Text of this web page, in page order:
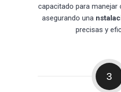
capacitado para manejar
asegurando una
precisas y
3